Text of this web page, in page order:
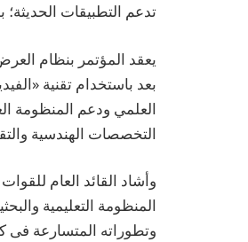
تدعم التطبيقات
بعد باستخدام تقنية
التخصصات الهندسية والتقنية بمشاركة خبراء
وأشاد القائد العام
المنظومة التعليمية
وتطوراته المتسارعة فى